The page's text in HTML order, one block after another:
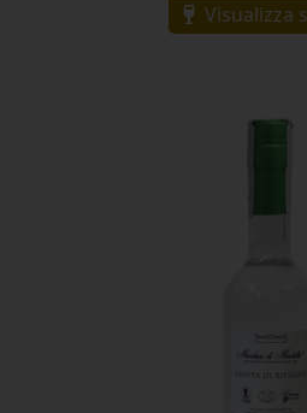
Visualizza